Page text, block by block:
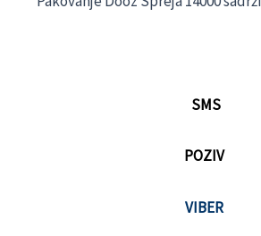
SMS
POZIV
VIBER